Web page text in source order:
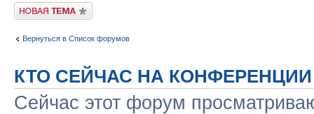
Новая тема
Вернуться в Список форумов
КТО СЕЙЧАС НА КОНФЕРЕНЦИИ
Сейчас этот форум